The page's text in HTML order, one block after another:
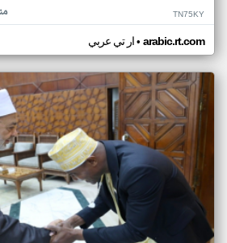
TN75KY
ار تي عربي• arabic.rt.com